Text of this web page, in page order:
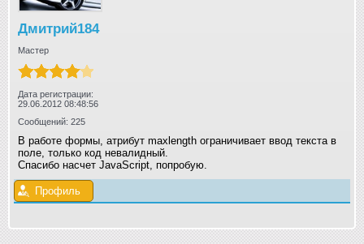
Дмитрий184
Мастер
Дата регистрации:
29.06.2012 08:48:56
Сообщений: 225
В работе формы, атрибут maxlength ограничивает ввод текста в
поле, только код невалидный.
Спасибо насчет JavaScript, попробую.
Профиль